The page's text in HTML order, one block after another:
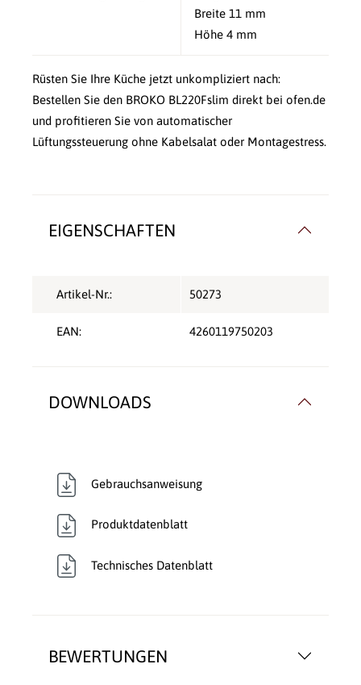
Breite 11 mm
Höhe 4 mm
Rüsten Sie Ihre Küche jetzt unkompliziert nach:
Bestellen Sie den BROKO BL220Fslim direkt bei ofen.de
und profitieren Sie von automatischer
Lüftungssteuerung ohne Kabelsalat oder Montagestress.
BEWERTUNGEN
EIGENSCHAFTEN
Artikel-Nr.: 50273
EAN: 4260119750203
DOWNLOADS
Gebrauchsanweisung
Produktdatenblatt
Technisches Datenblatt